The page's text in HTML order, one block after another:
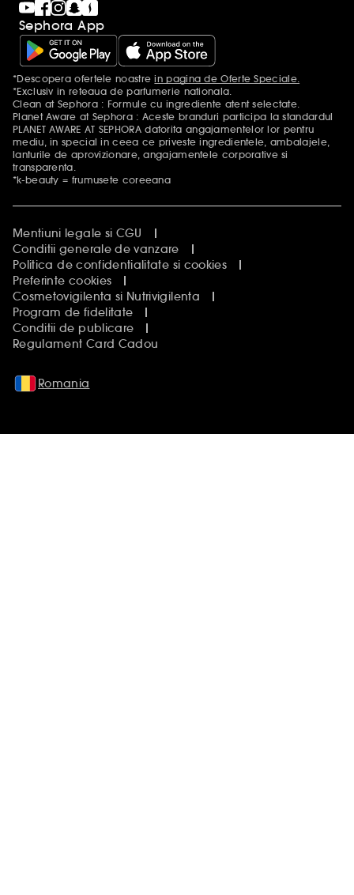
Sephora App
Mentiuni aditionale
*Descopera ofertele noastrein pagina de Oferte Speciale.
*Exclusiv in reteaua de parfumerie nationala.
Clean at Sephora : Formule cu ingrediente atent selectate.
Planet Aware at Sephora : Aceste branduri participa la standardul
PLANET AWARE AT SEPHORA datorita angajamentelor lor pentru
mediu, in special in ceea ce priveste ingredientele, ambalajele,
lanturile de aprovizionare, angajamentele corporative si
transparenta.
*k-beauty = frumusete coreeana
Mentiuni legale si CGU
Conditii generale de vanzare
Politica de confidentialitate si cookies
Preferinte cookies
Cosmetovigilenta si Nutrivigilenta
Program de fidelitate
Conditii de publicare
Regulament Card Cadou
Romania